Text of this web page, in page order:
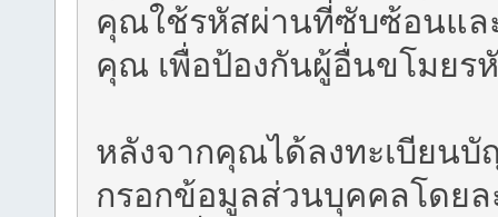
คุณใช้รหัสผ่านที่ซับซ้อนแล
คุณ เพื่อป้องกันผู้อื่นขโมยร
หลังจากคุณได้ลงทะเบียน
กรอกข้อมูลส่วนบุคคลโดยล